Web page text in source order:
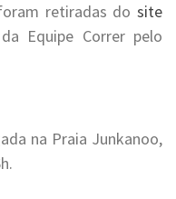
retiradas do site
Equipe Correr pelo
na Praia Junkanoo,